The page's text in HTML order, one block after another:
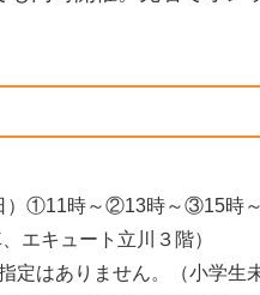
）①11時～②13時～③15時
エキュート立川３階）
定はありません。（小学生